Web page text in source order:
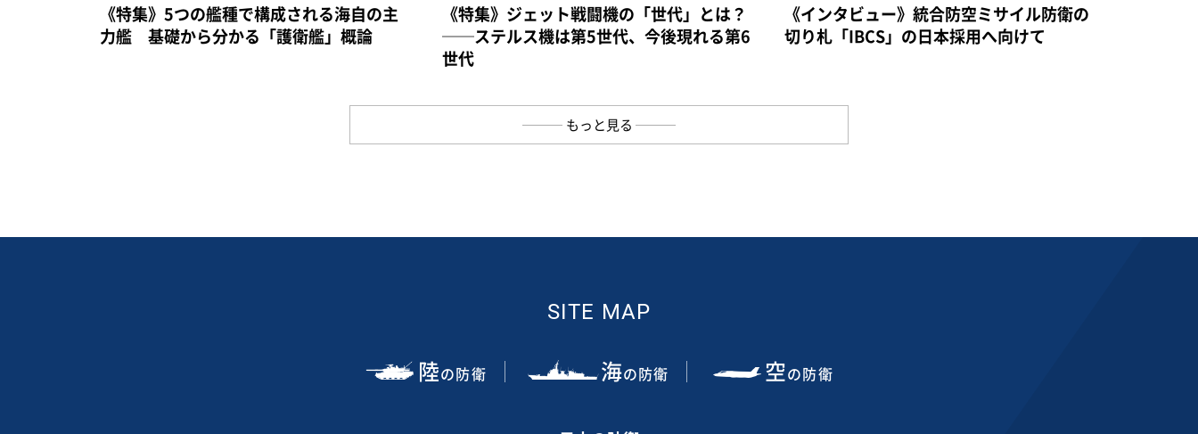
《特集》5つの艦種で構成される海自の主
力艦 基礎から分かる「護衛艦」概論
《特集》ジェット戦闘機の「世代」とは？
──ステルス機は第5世代、今後現れる第6
世代
《インタビュー》統合防空ミサイル防衛の
切り札「IBCS」の日本採用へ向けて
もっと見る
SITE MAP
陸の防衛 海の防衛 空の防衛